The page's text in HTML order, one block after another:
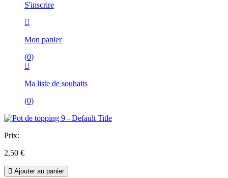
S'inscrire
Mon panier
(0)
Ma liste de souhaits
(0)
Prix:
2,50 €
Ajouter au panier